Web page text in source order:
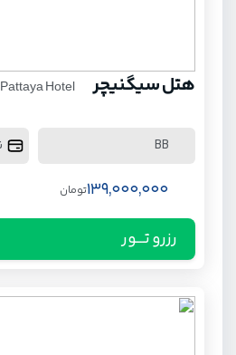
هتل سیگنیچر Hotel
BB
139,000,000تومان
رزرو تـــور